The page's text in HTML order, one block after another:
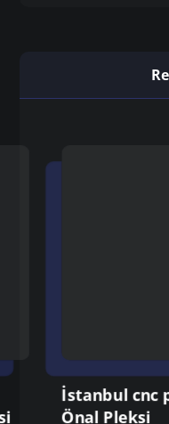
İstanbul cnc
Önal Pleksi